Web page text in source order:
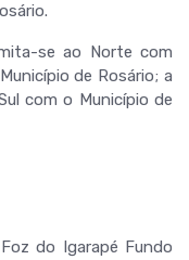
se ao Norte com
de Rosário; a
com o Município de
do Igarapé Fundo